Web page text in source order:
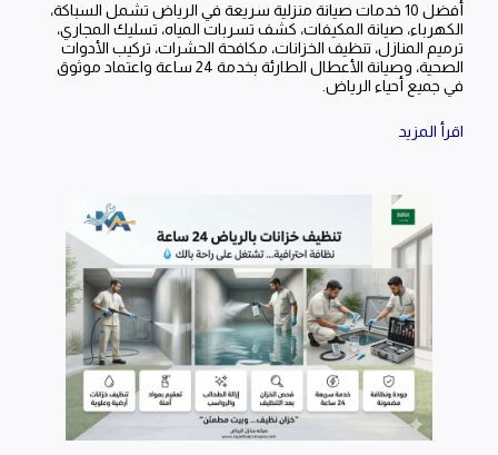
أفضل 10 خدمات صيانة منزلية سريعة في الرياض تشمل السباكة،
الكهرباء، صيانة المكيفات، كشف تسربات المياه، تسليك المجاري،
ترميم المنازل، تنظيف الخزانات، مكافحة الحشرات، تركيب الأدوات
الصحية، وصيانة الأعطال الطارئة بخدمة 24 ساعة واعتماد موثوق
في جميع أحياء الرياض.
اقرأ المزيد